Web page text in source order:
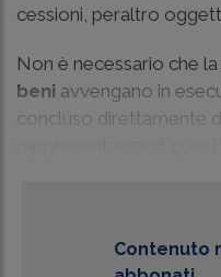
cessioni, peraltro
Non è necessario che
beni avvengano in
concluso direttamente
Contenuto